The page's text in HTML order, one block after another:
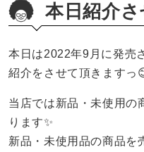
本日紹介
本日は2022年9月に発売
紹介をさせて頂きますっ
当店では新品・未使用の
ります✨
新品・未使用品の商品を